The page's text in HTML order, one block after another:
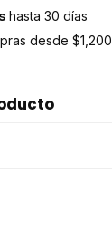
hasta 30 días
desde $1,200